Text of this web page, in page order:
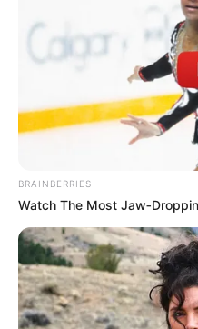
BRAINBERRIES
Watch The Most